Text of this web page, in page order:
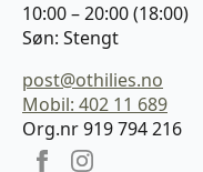
10:00 – 20:00 (18:00)
Søn: Stengt
post@othilies.no
Mobil: 402 11 689
Org.nr 919 794 216